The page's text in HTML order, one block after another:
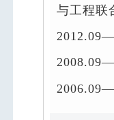
与工程联